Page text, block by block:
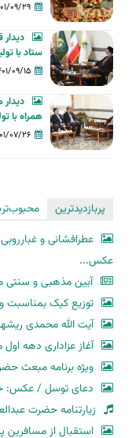
۱۴۰۱/
ستاد با
۱۴۰۱/۰۹/
همراه با
۱۴۰۱/
پربازدیدترین
عطرافشانی و
عکس...
آیین مذهبی و سنتی
توزیع کیک
آیت الله محمدی
آغاز عزاداری دهه
ویژه برنامه
دعای توسل / عکس:
زیارتنامه حضرت
استقبال از مسافرین